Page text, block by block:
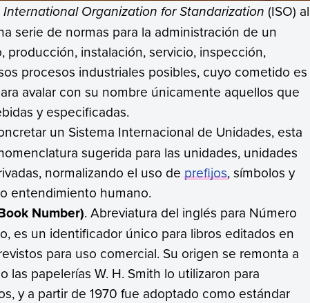
International Organization for Standarization (ISO) al
serie de normas para la administración de un
producción, instalación, servicio, inspección,
procesos industriales posibles, cuyo cometido es
avalar con su nombre únicamente aquellos que
y especificadas.
un Sistema Internacional de Unidades, esta
sugerida para las unidades, unidades
normalizando el uso deprefijos, símbolos y
entendimiento humano.
Number). Abreviatura del inglés para Número
es un identificador único para libros editados en
para uso comercial. Su origen se remonta a
las papelerías W. H. Smith lo utilizaron para
y a partir de 1970 fue adoptado como estándar